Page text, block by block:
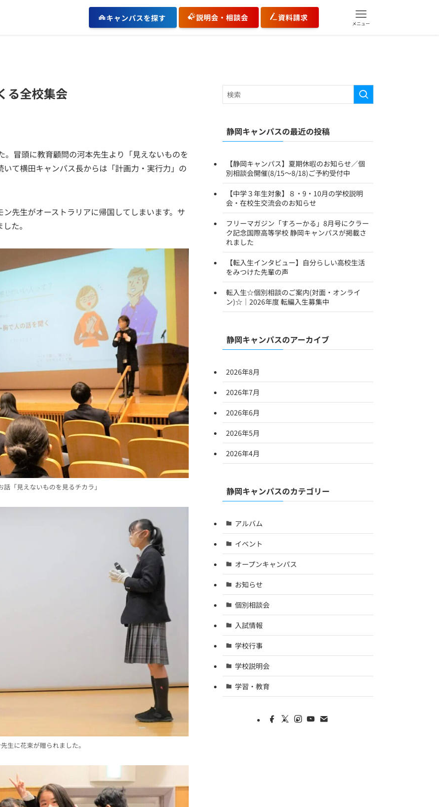
キャンパスを探す 説明会・相談会 資料請求
メニュー
る全校集会
冒頭に教育顧問の河本先生より「見えないものを
て横田キャンパス長からは「計画力・実行力」の
先生がオーストラリアに帰国してしまいます。サ
た。
「見えないものを見るチカラ」
生に花束が贈られました。
静岡キャンパスの最近の投稿
【静岡キャンパス】夏期休暇のお知らせ／個
別相談会開催(8/15～8/18)ご予約受付中
【中学３年生対象】８・9・10月の学校説明
会・在校生交流会のお知らせ
フリーマガジン「すろーかる」8月号にクラー
ク記念国際高等学校 静岡キャンパスが掲載さ
れました
【転入生インタビュー】自分らしい高校生活
をみつけた先輩の声
転入生☆個別相談のご案内(対面・オンライ
ン)☆｜2026年度 転編入生募集中
静岡キャンパスのアーカイブ
2026年8月
2026年7月
2026年6月
2026年5月
2026年4月
静岡キャンパスのカテゴリー
アルバム
イベント
オープンキャンパス
お知らせ
個別相談会
入試情報
学校行事
学校説明会
学習・教育